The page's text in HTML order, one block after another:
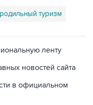
новостей сайта
в официальном